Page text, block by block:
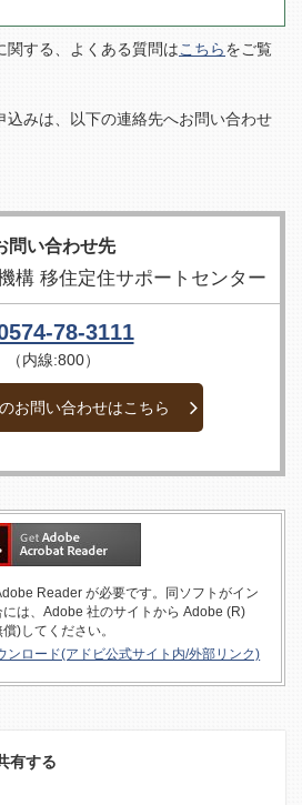
する、よくある質問はこちらをご覧
みは、以下の連絡先へお問い合わせ
問い合わせ先
構 移住定住サポートセンター
78-3111
（内線:800）
お問い合わせはこちら
Reader が必要です。同ソフトがイン
は、Adobe 社のサイトから Adobe (R)
)してください。
ンロード(アドビ公式サイト内/外部リンク)
有する